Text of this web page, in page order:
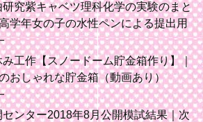
研究紫キャベツ理科化学の実験のまと
学年女の子の水性ペンによる提出用
み工作【スノードーム貯金箱作り】｜
おしゃれな貯金箱（動画あり）
センター2018年8月公開模試結果｜次